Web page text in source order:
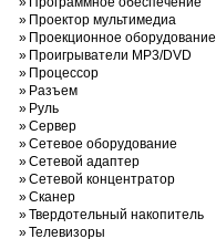
» Проектор мультимедиа
» Проекционное оборудование
» Проигрыватели MP3/DVD
» Процессор
» Разъем
» Руль
»Сервер
»Сетевое оборудование
»Сетевой адаптер
»Сетевой концентратор
»Сканер
»Твердотельный накопитель
»Телевизоры